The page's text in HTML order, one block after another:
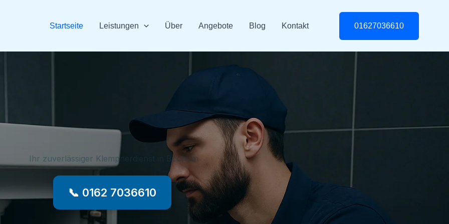
Startseite Leistungen Über Angebote Blog Kontakt 01627036610
Ihr zuverlässiger Klempnerdienst in Bochum
📞 0162 7036610